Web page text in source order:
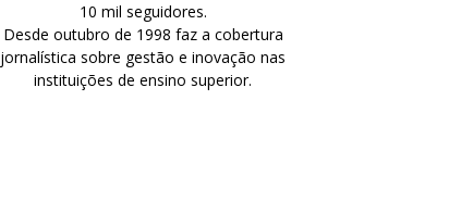
10 mil seguidores.
Desde outubro de 1998 faz a cobertura
jornalística sobre gestão e inovação nas
instituições de ensino superior.